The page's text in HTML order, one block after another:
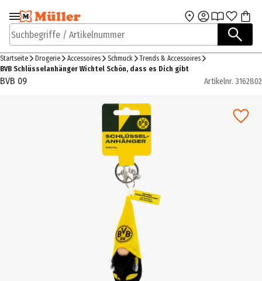
Zur Navigation
springen
Zum Hauptinhalt
Suchbegriffe / Artikelnummer
Startseite Drogerie Accessoires Schmuck
Trends & Accessoires
BVB Schlüsselanhänger Wichtel Schön, dass es Dich gibt
BVB 09 Artikelnr. 3162802